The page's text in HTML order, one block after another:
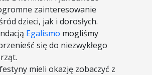
zainteresowanie
dzieci, jak i dorosłych.
Egalismo mogliśmy
się do niezwykłego
mieli okazję zobaczyć z